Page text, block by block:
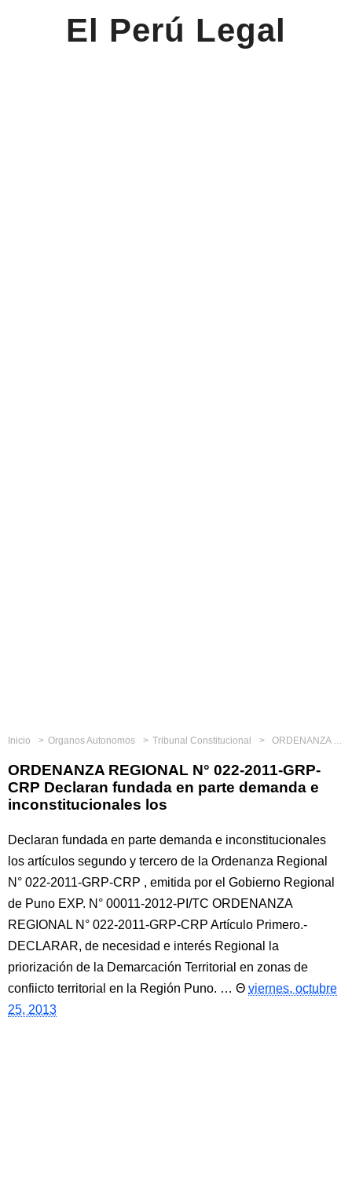
El Perú Legal
Inicio Organos Autonomos Tribunal Constitucional ORDENANZA REGIONAL N° 022-2011-GRP-CRP Declaran fundada en parte demanda e inconstitucionales los
ORDENANZA REGIONAL N° 022-2011-GRP-
CRP Declaran fundada en parte demanda e
inconstitucionales los
Declaran fundada en parte demanda e inconstitucionales
los artículos segundo y tercero de la Ordenanza Regional
N° 022-2011-GRP-CRP , emitida por el Gobierno Regional
de Puno EXP. N° 00011-2012-PI/TC ORDENANZA
REGIONAL N° 022-2011-GRP-CRP Artículo Primero.-
DECLARAR, de necesidad e interés Regional la
priorización de la Demarcación Territorial en zonas de
confiicto territorial en la Región Puno. …
viernes, octubre
25, 2013